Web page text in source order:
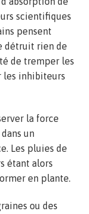
scientifiques
pensent
détruit rien de
de tremper les
les inhibiteurs
la force
un
Les pluies de
étant alors
en plante.
ou des